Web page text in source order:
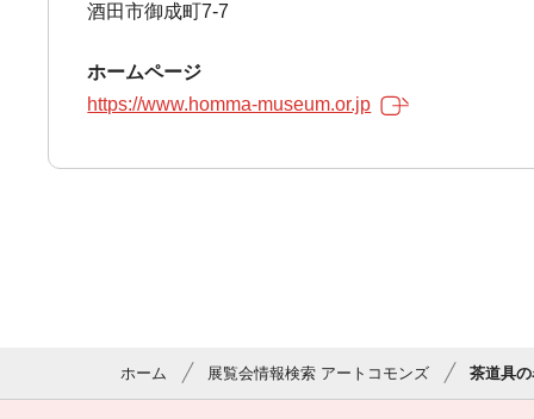
酒田市御成町7-7
ホームページ
https://www.homma-museum.or.jp
ホーム 展覧会情報検索 アートコモンズ 茶道具